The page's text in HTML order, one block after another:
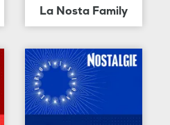
La Nosta Family